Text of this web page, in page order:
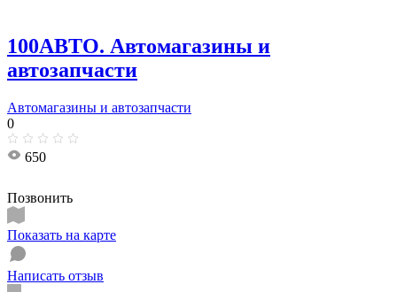
100АВТО. Автомагазины и
автозапчасти
Автомагазины и автозапчасти
0
650
Позвонить
Показать на карте
Написать отзыв